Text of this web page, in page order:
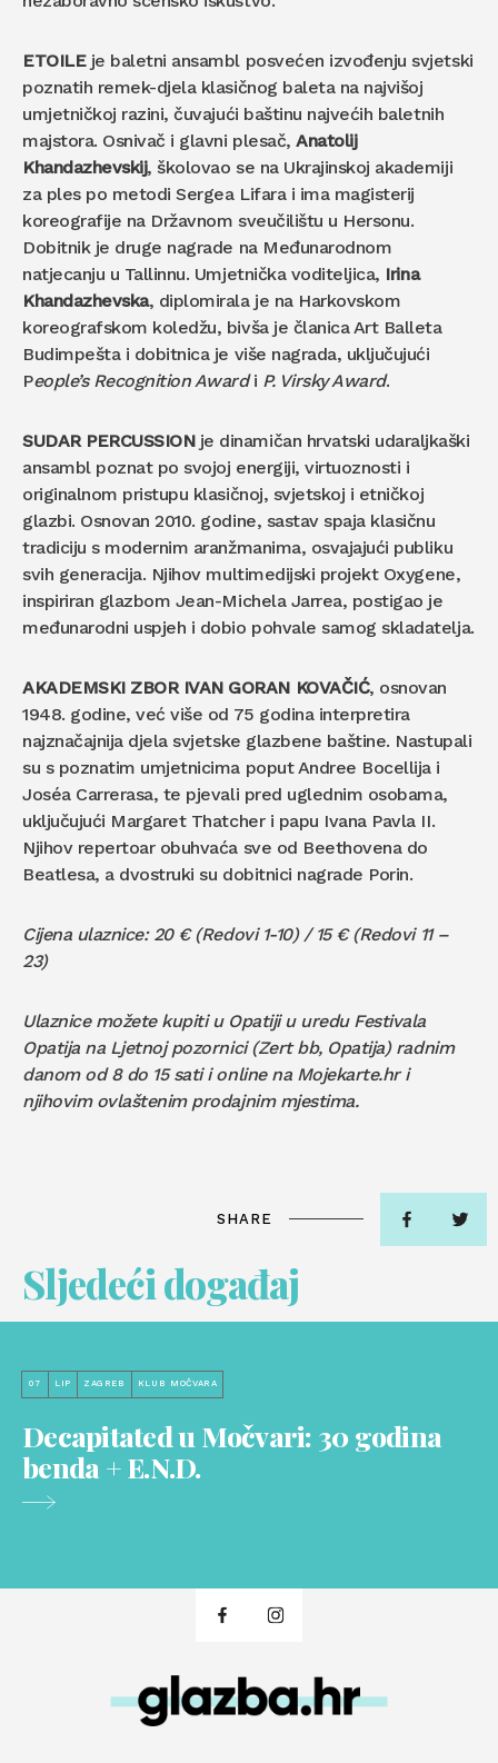
ETOILEje baletni ansambl posvećen izvođenju svjetski
poznatih remek-djela klasičnog baleta na najvišoj
umjetničkoj razini, čuvajući baštinu najvećih baletnih
majstora. Osnivač i glavni plesač,Anatolij
Khandazhevskij, školovao se na Ukrajinskoj akademiji
za ples po metodi Sergea Lifara i ima magisterij
koreografije na Državnom sveučilištu u Hersonu.
Dobitnik je druge nagrade na Međunarodnom
natjecanju u Tallinnu. Umjetnička voditeljica, Irina
Khandazhevska, diplomirala je na Harkovskom
koreografskom koledžu, bivša je članica Art Balleta
Budimpešta i dobitnica je više nagrada, uključujući
People’s Recognition Awardi P. Virsky Award.
SUDAR PERCUSSION je dinamičan hrvatski udaraljkaški
ansambl poznat po svojoj energiji, virtuoznosti i
originalnom pristupu klasičnoj, svjetskoj i etničkoj
glazbi. Osnovan 2010. godine, sastav spaja klasičnu
tradiciju s modernim aranžmanima, osvajajući publiku
svih generacija. Njihov multimedijski projekt Oxygene,
inspiriran glazbom Jean-Michela Jarrea, postigao je
međunarodni uspjeh i dobio pohvale samog skladatelja.
AKADEMSKI ZBOR IVAN GORAN KOVAČIĆ, osnovan
1948. godine, već više od 75 godina interpretira
najznačajnija djela svjetske glazbene baštine. Nastupali
su s poznatim umjetnicima poput Andree Bocellija i
Joséa Carrerasa, te pjevali pred uglednim osobama,
uključujući Margaret Thatcher i papu Ivana Pavla II.
Njihov repertoar obuhvaća sve od Beethovena do
Beatlesa, a dvostruki su dobitnici nagrade Porin.
Cijena ulaznice: 20 € (Redovi 1-10) / 15 € (Redovi 11 –
23)
Ulaznice možete kupiti u Opatiji u uredu Festivala
Opatija na Ljetnoj pozornici (Zert bb, Opatija) radnim
danom od 8 do 15 sati i online na Mojekarte.hr i
njihovim ovlaštenim prodajnim mjestima.
SHARE
Sljedeći događaj
07 LIP ZAGREB KLUB MOČVARA
Decapitated u Močvari: 30 godina
benda + E.N.D.